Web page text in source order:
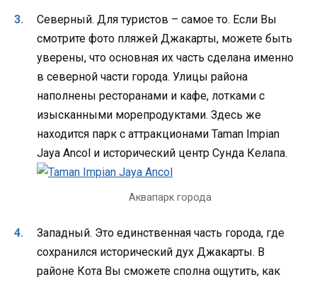
Северный. Для туристов – самое то. Если Вы
смотрите фото пляжей Джакарты, можете быть
уверены, что основная их часть сделана именно
в северной части города. Улицы района
наполнены ресторанами и кафе, лотками с
изысканными морепродуктами. Здесь же
находится парк с аттракционами Taman Impian
Jaya Ancol и исторический центр Сунда Келапа.
Аквапарк города
Западный. Это единственная часть города, где
сохранился исторический дух Джакарты. В
районе Кота Вы сможете сполна ощутить, как